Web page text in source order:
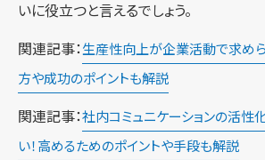
いに役立つと言えるでしょう。
関連記事：生産性向上が企業活動で求め
方や成功のポイントも解説
関連記事：社内コミュニケーションの活性
い！高めるためのポイントや手段も解説